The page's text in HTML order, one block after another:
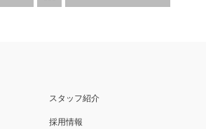
スタッフ紹介
採用情報